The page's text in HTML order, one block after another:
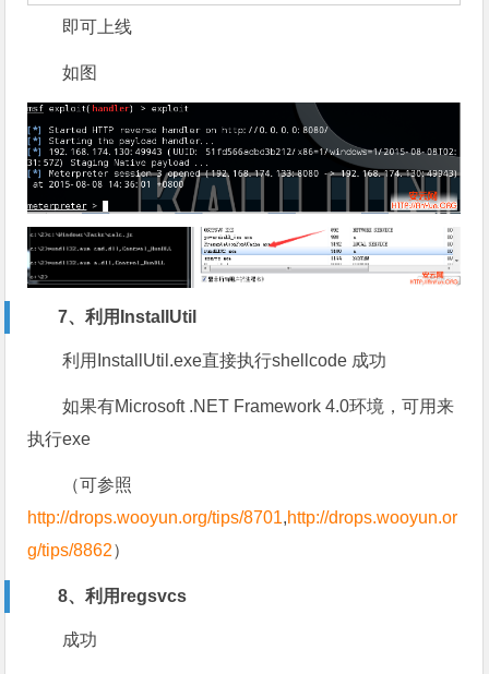
即可上线
如图
7、利用InstallUtil
利用InstallUtil.exe直接执行shellcode 成功
如果有Microsoft .NET Framework 4.0环境，可用来
执行exe
（可参照
http://drops.wooyun.org/tips/8701,http://drops.wooyun.or
g/tips/8862）
8、利用regsvcs
成功